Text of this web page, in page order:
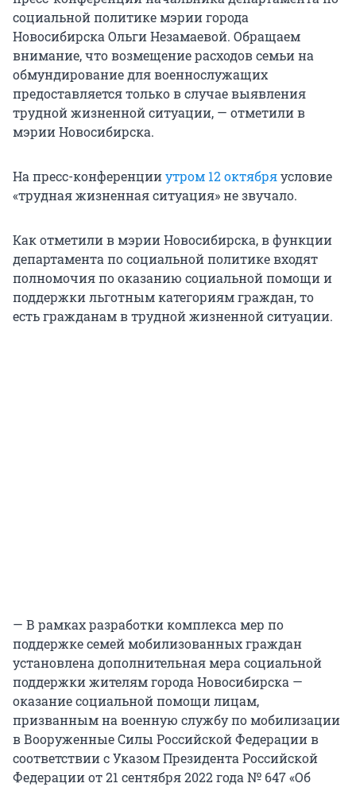
социальной политике мэрии города
Новосибирска Ольги Незамаевой. Обращаем
внимание, что возмещение расходов семьи на
обмундирование для военнослужащих
предоставляется только в случае выявления
трудной жизненной ситуации, — отметили в
мэрии Новосибирска.
На пресс-конференцииутром 12 октябряусловие
«трудная жизненная ситуация» не звучало.
Как отметили в мэрии Новосибирска, в функции
департамента по социальной политике входят
полномочия по оказанию социальной помощи и
поддержки льготным категориям граждан, то
есть гражданам в трудной жизненной ситуации.
— В рамках разработки комплекса мер по
поддержке семей мобилизованных граждан
установлена дополнительная мера социальной
поддержки жителям города Новосибирска —
оказание социальной помощи лицам,
призванным на военную службу по мобилизации
в Вооруженные Силы Российской Федерации в
соответствии с Указом Президента Российской
Федерации от 21 сентября 2022 года № 647 «Об